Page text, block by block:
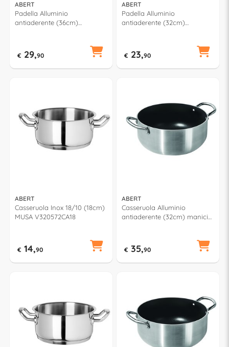
ABERT
Padella Alluminio
antiaderente (36cm)
€ 29,90
ABERT
Padella Alluminio
antiaderente (32cm)
€ 23,90
ABERT
Casseruola Inox 18/10 (18cm)
MUSA V320572CA18
€ 14,90
ABERT
Casseruola Alluminio
antiaderente (32cm) manici
€ 35,90